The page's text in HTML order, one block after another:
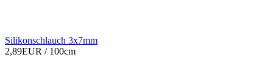
Silikonschlauch 3x7mm
2,89EUR / 100cm